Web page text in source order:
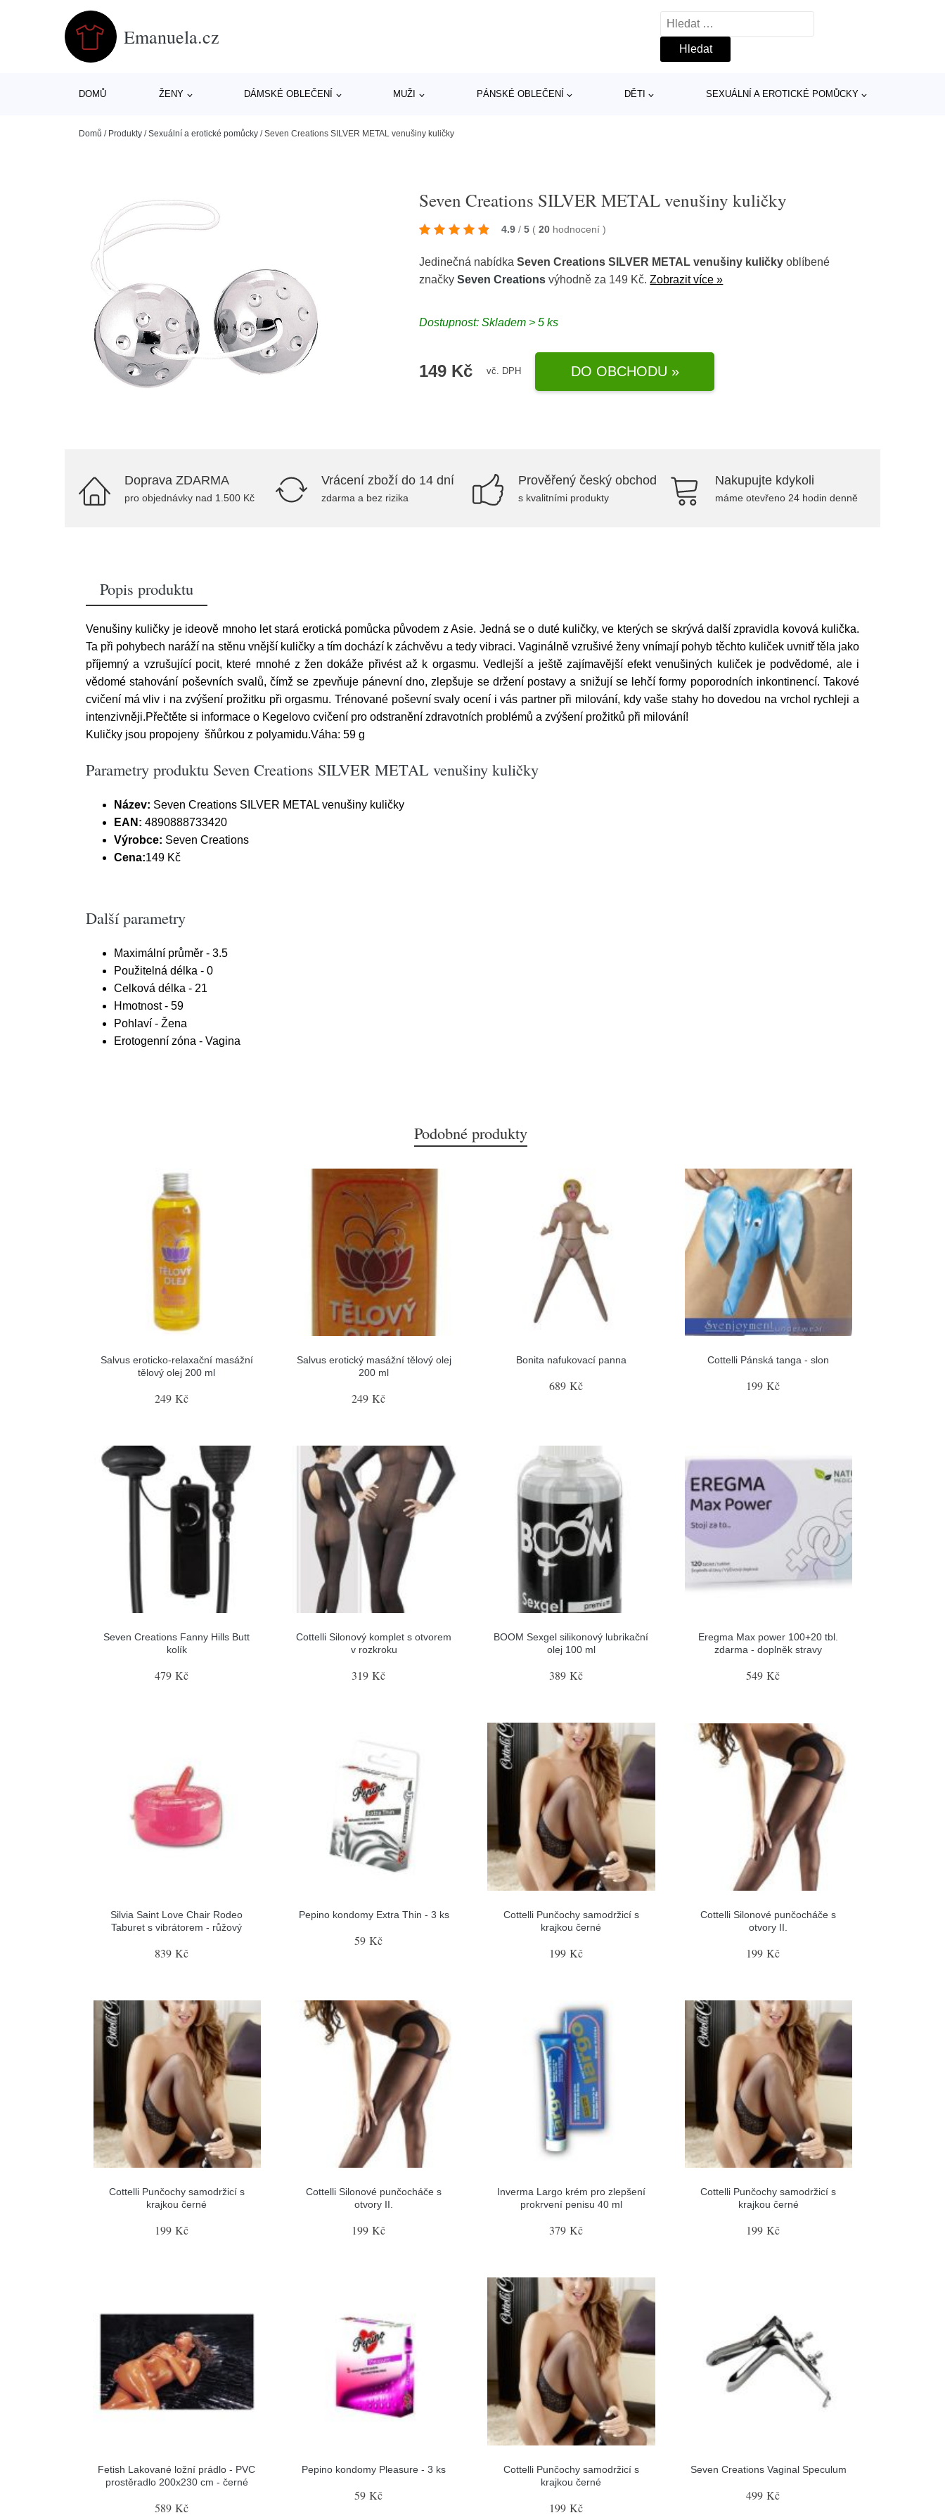
Emanuela.cz
Vyhledávání
DOMŮ ŽENY DÁMSKÉ OBLEČENÍ MUŽI PÁNSKÉ OBLEČENÍ DĚTI SEXUÁLNÍ A EROTICKÉ POMŮCKY
Domů / Produkty /Sexuální a erotické pomůcky /Seven Creations SILVER METAL venušiny kuličky
Seven Creations SILVER METAL venušiny kuličky
4.9 / 5 ( 20 hodnocení)
Jedinečná nabídkaSeven Creations SILVER METAL venušiny kuličky oblíbené
značkySeven Creations výhodně za 149 Kč.Zobrazit více »
Dostupnost: Skladem > 5 ks
149 Kč vč. DPH DO OBCHODU »
Doprava ZDARMA
pro objednávky nad 1.500 Kč
Vrácení zboží do 14 dní
zdarma a bez rizika
Prověřený český obchod
s kvalitními produkty
Nakupujte kdykoli
máme otevřeno 24 hodin denně
Popis produktu
Venušiny kuličky je ideově mnoho let stará erotická pomůcka původem z Asie. Jedná se o duté kuličky, ve kterých se skrývá další zpravidla kovová kulička.
Ta při pohybech naráží na stěnu vnější kuličky a tím dochází k záchvěvu a tedy vibraci. Vaginálně vzrušivé ženy vnímají pohyb těchto kuliček uvnitř těla jako
příjemný a vzrušující pocit, které mnohé z žen dokáže přivést až k orgasmu. Vedlejší a ještě zajímavější efekt venušiných kuliček je podvědomé, ale i
vědomé stahování poševních svalů, čímž se zpevňuje pánevní dno, zlepšuje se držení postavy a snižují se lehčí formy poporodních inkontinencí. Takové
cvičení má vliv i na zvýšení prožitku při orgasmu. Trénované poševní svaly ocení i vás partner při milování, kdy vaše stahy ho dovedou na vrchol rychleji a
intenzivněji.Přečtěte si informace o Kegelovo cvičení pro odstranění zdravotních problémů a zvýšení prožitků při milování!
Kuličky jsou propojeny šňůrkou z polyamidu.Váha: 59 g
Parametry produktu Seven Creations SILVER METAL venušiny kuličky
Název: Seven Creations SILVER METAL venušiny kuličky
EAN: 4890888733420
Výrobce: Seven Creations
Cena:149 Kč
Další parametry
Maximální průměr - 3.5
Použitelná délka - 0
Celková délka - 21
Hmotnost - 59
Pohlaví - Žena
Erotogenní zóna - Vagina
Podobné produkty
Salvus eroticko-relaxační masážní
tělový olej 200 ml
249 Kč
Salvus erotický masážní tělový olej
200 ml
249 Kč
Bonita nafukovací panna
689 Kč
Cottelli Pánská tanga - slon
199 Kč
Seven Creations Fanny Hills Butt
kolík
479 Kč
Cottelli Silonový komplet s otvorem
v rozkroku
319 Kč
BOOM Sexgel silikonový lubrikační
olej 100 ml
389 Kč
Eregma Max power 100+20 tbl.
zdarma - doplněk stravy
549 Kč
Silvia Saint Love Chair Rodeo
Taburet s vibrátorem - růžový
839 Kč
Pepino kondomy Extra Thin - 3 ks
59 Kč
Cottelli Punčochy samodržicí s
krajkou černé
199 Kč
Cottelli Silonové punčocháče s
otvory II.
199 Kč
Cottelli Punčochy samodržicí s
krajkou černé
199 Kč
Cottelli Silonové punčocháče s
otvory II.
199 Kč
Inverma Largo krém pro zlepšení
prokrvení penisu 40 ml
379 Kč
Cottelli Punčochy samodržicí s
krajkou černé
199 Kč
Fetish Lakované ložní prádlo - PVC
prostěradlo 200x230 cm - černé
589 Kč
Pepino kondomy Pleasure - 3 ks
59 Kč
Cottelli Punčochy samodržicí s
krajkou černé
199 Kč
Seven Creations Vaginal Speculum
499 Kč